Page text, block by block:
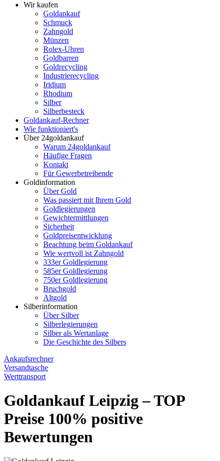
Wir kaufen
Goldankauf
Schmuck
Zahngold
Münzen
Rolex-Uhren
Goldbarren
Goldrecycling
Industrierecycling
Iridium
Rhodium
Silber
Silberbesteck
Goldankauf-Rechner
Wie funktioniert's
Über 24goldankauf
Warum 24goldankauf
Häufige Fragen
Kontakt
Für Gewerbetreibende
Goldinformation
Über Gold
Was passiert mit Ihrem Gold
Goldlegierungen
Gewichtermittlungen
Sicherheit
Goldpreisentwicklung
Beachtung beim Goldankauf
Wie wertvoll ist Zahngold
333er Goldlegierung
585er Goldlegierung
750er Goldlegierung
Bruchgold
Altgold
Silberinformation
Über Silber
Silberlegierungen
Silber als Wertanlage
Die Geschichte des Silbers
Ankaufsrechner
Versandtasche
Werttransport
Goldankauf Leipzig – TOP
Preise 100% positive
Bewertungen